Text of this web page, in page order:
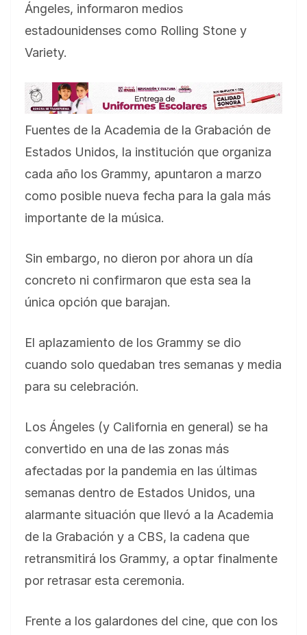
Ángeles, informaron medios
estadounidenses como Rolling Stone y
Variety.
Fuentes de la Academia de la Grabación de
Estados Unidos, la institución que organiza
cada año los Grammy, apuntaron a marzo
como posible nueva fecha para la gala más
importante de la música.
Sin embargo, no dieron por ahora un día
concreto ni confirmaron que esta sea la
única opción que barajan.
El aplazamiento de los Grammy se dio
cuando solo quedaban tres semanas y media
para su celebración.
Los Ángeles (y California en general) se ha
convertido en una de las zonas más
afectadas por la pandemia en las últimas
semanas dentro de Estados Unidos, una
alarmante situación que llevó a la Academia
de la Grabación y a CBS, la cadena que
retransmitirá los Grammy, a optar finalmente
por retrasar esta ceremonia.
Frente a los galardones del cine, que con los